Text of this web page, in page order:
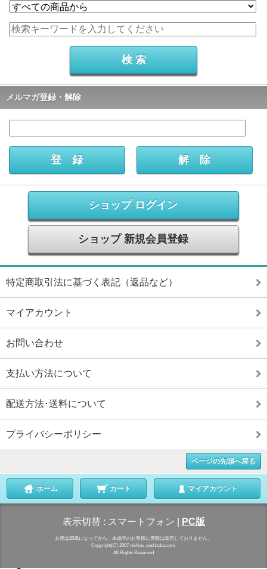
メルマガ登録・解除
ショップ ログイン
ショップ 新規会員登録
特定商取引法に基づく表記（返品など）
マイアカウント
お問い合わせ
支払い方法について
配送方法･送料について
プライバシーポリシー
ページの先頭へ戻る
ホーム カート マイアカウント
表示切替 : スマートフォン PC版
お酒は20歳になってから。未成年のお客様に酒類は販売しておりません。
Copyright(C) 2007 nishino-yoshitaka.com.
All Rights Reserved